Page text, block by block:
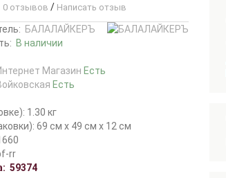
0 отзывов / Написать отзыв
БАЛАЛАЙКЕРЪ
В наличии
Магазин Есть
Есть
1.30 кг
69 см x 49 см x 12 см
rr
59374